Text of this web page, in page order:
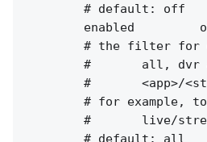
        # default: off
enabled
# the filter for
#       all, dvr
#       <app>/
# for example,
#       live/
        # default: all